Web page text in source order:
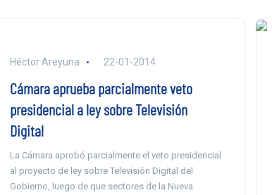
Héctor Areyuna 22-01-2014
Cámara aprueba parcialmente veto
presidencial a ley sobre Televisión
Digital
La Cámara aprobó parcialmente el veto presidencial
al proyecto de ley sobre Televisión Digital del
Gobierno, luego de que sectores de la Nueva